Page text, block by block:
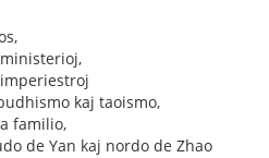
kaj taoismo,
familio,
de Yan kaj nordo de Zhao